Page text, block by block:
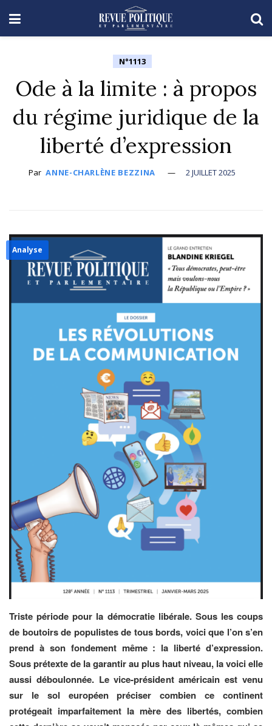
N°1113
Ode à la limite : à propos
du régime juridique de la
liberté d’expression
Par ANNE-CHARLÈNE BEZZINA 2 JUILLET 2025
Analyse
Triste période pour la démocratie libérale. Sous les coups
de boutoirs de populistes de tous bords, voici que l’on s’en
prend à son fondement même : la liberté d’expression.
Sous prétexte de la garantir au plus haut niveau, la voici elle
aussi déboulonnée. Le vice-président américain est venu
sur le sol européen préciser combien ce continent
protégeait imparfaitement la mère des libertés, combien